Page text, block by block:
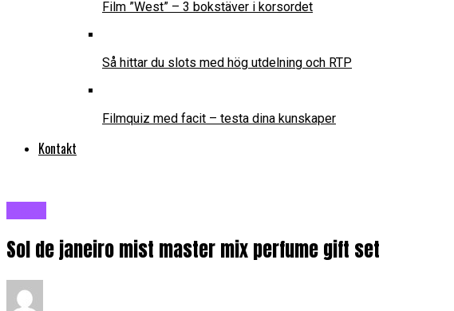
Film ”West” – 3 bokstäver i korsordet
Så hittar du slots med hög utdelning och RTP
Filmquiz med facit – testa dina kunskaper
Kontakt
Sol de janeiro mist master mix perfume gift set